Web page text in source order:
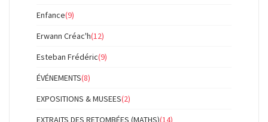
Enfance(9)
Erwann Créac'h(12)
Esteban Frédéric(9)
ÉVÉNEMENTS(8)
EXPOSITIONS & MUSEES(2)
EXTRAITS DES RETOMBÉES (MATHS)(14)